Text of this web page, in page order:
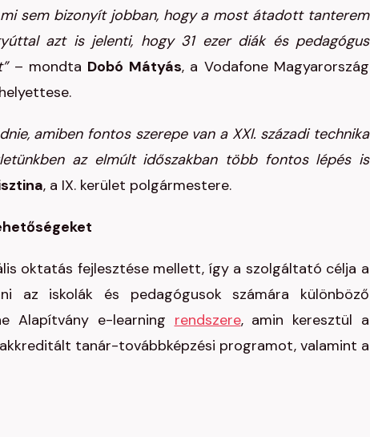
sem bizonyít jobban, hogy a most átadott tanterem
azt is jelenti, hogy 31 ezer diák és pedagógus
– mondta Dobó Mátyás, a Vodafone Magyarország
amiben fontos szerepe van a XXI. századi technika
az elmúlt időszakban több fontos lépés is
, a IX. kerület polgármestere.
oktatás fejlesztése mellett, így a szolgáltató célja a
az iskolák és pedagógusok számára különböző
Alapítvány e-learning rendszere, amin keresztül a
tanár-továbbképzési programot, valamint a